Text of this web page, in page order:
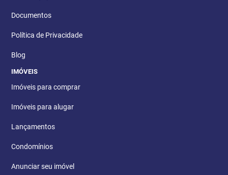
Documentos
Política de Privacidade
Blog
IMÓVEIS
Imóveis para comprar
Imóveis para alugar
Lançamentos
Condomínios
Anunciar seu imóvel